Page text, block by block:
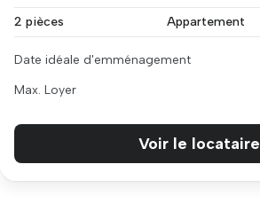
2 pièces Appartement
Date idéale d'emménagement
Max. Loyer
Voir le locataire